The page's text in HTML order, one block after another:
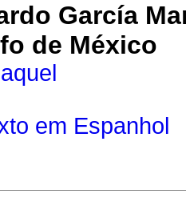
García
de México
em Espanhol